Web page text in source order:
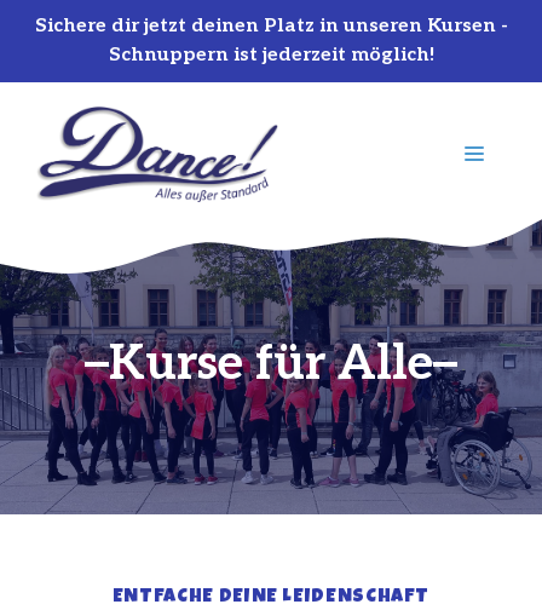
Sichere dir jetzt deinen Platz in unseren Kursen -
Schnuppern ist jederzeit möglich!
springen
MENÜ
Kurse für Alle
ENTFACHE DEINE LEIDENSCHAFT